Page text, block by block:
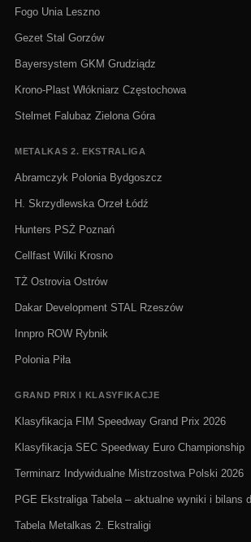
Fogo Unia Leszno
Gezet Stal Gorzów
Bayersystem GKM Grudziądz
Krono-Plast Włókniarz Częstochowa
Stelmet Falubaz Zielona Góra
METALKAS 2. EKSTRALIGA
Abramczyk Polonia Bydgoszcz
H. Skrzydlewska Orzeł Łódź
Hunters PSŻ Poznań
Cellfast Wilki Krosno
TŻ Ostrovia Ostrów
Dakar Development STAL Rzeszów
Innpro ROW Rybnik
Polonia Piła
GRAND PRIX I KLASYFIKACJE
Klasyfikacja FIM Speedway Grand Prix 2026
Klasyfikacja SEC Speedway Euro Championship
Terminarz Indywidualne Mistrzostwa Polski 2026
PGE Ekstraliga Tabela – aktualne wyniki i bilans
Tabela Metalkas 2. Ekstraligi